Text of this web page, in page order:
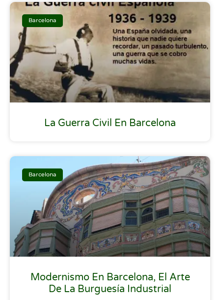
Barcelona
La Guerra Civil En Barcelona
Barcelona
Modernismo En Barcelona, El Arte
De La Burguesía Industrial